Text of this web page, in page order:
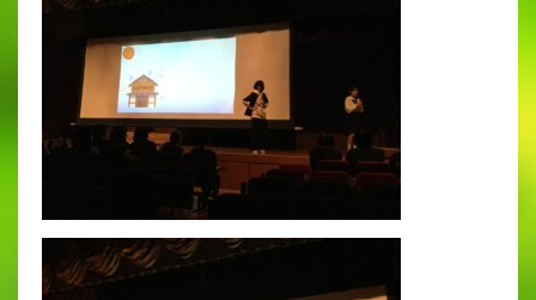
進路実績